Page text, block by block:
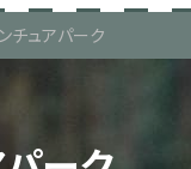
チュアパーク